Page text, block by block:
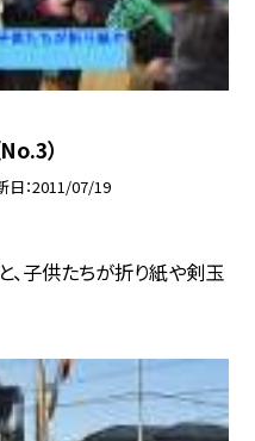
）
日 2011/07/19
、子供たちが折り紙や剣玉